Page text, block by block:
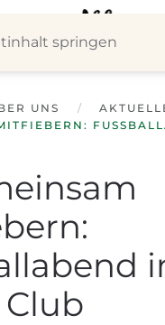
springen
UNS
Club